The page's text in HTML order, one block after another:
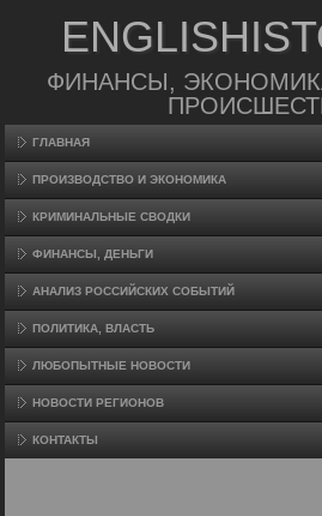
ФИНАНСЫ,
ГЛАВНАЯ
ПРОИЗВΟДСТВО И ЭКОНОМИКА
КРИМИНАЛЬНЫЕ СВОДКИ
ФИНАНСЫ, ДЕНЬГИ
АНАЛИЗ РОССИЙСКИХ СОБЫТИЙ
ПОЛИТИКА, ВЛАСТЬ
ЛЮБОПЫТНЫЕ НОВОСТИ
НОВОСТИ РЕГИОНОВ
КОНТАКТЫ